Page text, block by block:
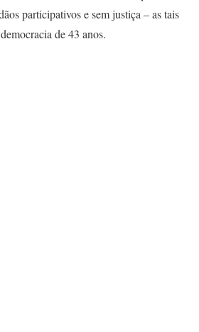
participativos e sem justiça – as tais
de 43 anos.